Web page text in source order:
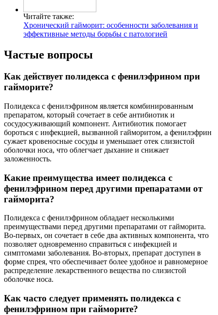
Читайте также:
Хронический гайморит: особенности заболевания и
эффективные методы борьбы с патологией
Частые вопросы
Как действует полидекса с фенилэфрином при
гайморите?
Полидекса с фенилэфрином является комбинированным
препаратом, который сочетает в себе антибиотик и
сосудосуживающий компонент. Антибиотик помогает
бороться с инфекцией, вызванной гайморитом, а фенилэфрин
сужает кровеносные сосуды и уменьшает отек слизистой
оболочки носа, что облегчает дыхание и снижает
заложенность.
Какие преимущества имеет полидекса с
фенилэфрином перед другими препаратами от
гайморита?
Полидекса с фенилэфрином обладает несколькими
преимуществами перед другими препаратами от гайморита.
Во-первых, он сочетает в себе два активных компонента, что
позволяет одновременно справиться с инфекцией и
симптомами заболевания. Во-вторых, препарат доступен в
форме спрея, что обеспечивает более удобное и равномерное
распределение лекарственного вещества по слизистой
оболочке носа.
Как часто следует применять полидекса с
фенилэфрином при гайморите?